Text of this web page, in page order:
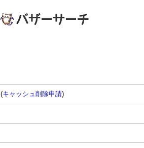
(キャッシュ削除申請)